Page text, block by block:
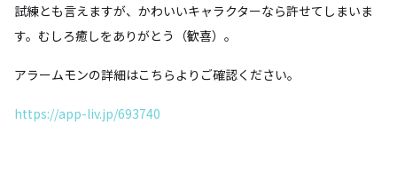
試練とも言えますが、かわいいキャラクターなら許せてしまいま
す。むしろ癒しをありがとう（歓喜）。
アラームモンの詳細はこちらよりご確認ください。
https://app-liv.jp/693740